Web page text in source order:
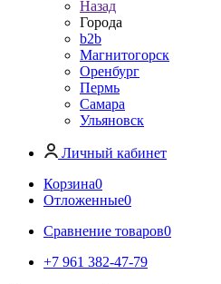
Назад
Города
b2b
Магнитогорск
Оренбург
Пермь
Самара
Ульяновск
Личный кабинет
Корзина0
Отложенные0
Сравнение товаров0
+7 961 382-47-79